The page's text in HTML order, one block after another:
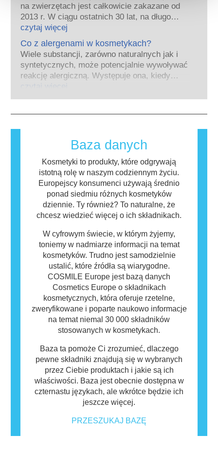
hormonalnego.
Wiele substancji, w tym te naturalne,
naśladuje hormony. Bardzo niewiele
substancji jednak, a są to głównie leki o
silnym działaniu, ma potwierdzone działanie
powodujące zaburzenia układu hormonalnego.
Rygorystyczne oceny bezpieczeństwa
produktów przeprowadzane przez
funkcjonowania układu hormonalnego.
na zwierzętach jest całkowicie zakazane od
2013 r. W ciągu ostatnich 30 lat, na długo
przed wprowadzeniem zakazu, przemysł
kosmetyczny inwestował w badania i rozwój,
tak aby stworzyć pionierskie alternatywy dla
testowania na zwierzętach w celu oceny
bezpieczeństwa składników i produktów
kosmetycznych.
czytaj więcej
Co z alergenami w kosmetykach?
Wiele substancji, zarówno naturalnych jak i
syntetycznych, może potencjalnie wywoływać
reakcję alergiczną. Występuje ona, kiedy
układ odpornościowy danej osoby zareaguje
mogą zawierać składniki, które dla niektórych
osób mogą okazać się alergizujące. Nie
oznacza to jednak, że produkt nie jest
bezpieczny dla innych.
czytaj więcej
Baza danych
Kosmetyki to produkty, które odgrywają
istotną rolę w naszym codziennym życiu.
Europejscy konsumenci używają średnio
ponad siedmiu różnych kosmetyków
dziennie. Ty również? To naturalne, że
chcesz wiedzieć więcej o ich składnikach.
W cyfrowym świecie, w którym żyjemy,
toniemy w nadmiarze informacji na temat
kosmetyków. Trudno jest samodzielnie
ustalić, które źródła są wiarygodne.
COSMILE Europe jest bazą danych
Cosmetics Europe o składnikach
kosmetycznych, która oferuje rzetelne,
zweryfikowane i poparte naukowo informacje
na temat niemal 30 000 składników
stosowanych w kosmetykach.
Baza ta pomoże Ci zrozumieć, dlaczego
pewne składniki znajdują się w wybranych
przez Ciebie produktach i jakie są ich
właściwości. Baza jest obecnie dostępna w
czternastu językach, ale wkrótce będzie ich
jeszcze więcej.
PRZESZUKAJ BAZĘ